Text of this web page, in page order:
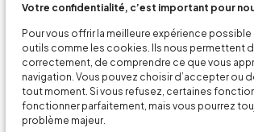
Votre confidentialité, c’est important pour
Pour vous offrir la meilleure expérience
outils comme les cookies. Ils nous permettent
correctement, de comprendre ce que vous
navigation. Vous pouvez choisir d’accepter ou
tout moment. Si vous refusez, certaines
fonctionner parfaitement, mais vous pourrez
problème majeur.